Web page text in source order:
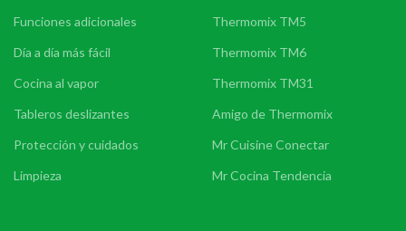
Funciones adicionales
Día a día más fácil
Cocina al vapor
Tableros deslizantes
Protección y cuidados
Limpieza
Thermomix TM5
Thermomix TM6
Thermomix TM31
Amigo de Thermomix
Mr Cuisine Conectar
Mr Cocina Tendencia